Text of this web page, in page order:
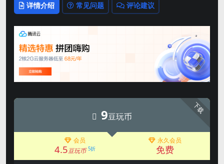
详情介绍 常见问题 评论建议
下载
9豆玩币
会员
4.5豆玩币 5折
永久会员
免费